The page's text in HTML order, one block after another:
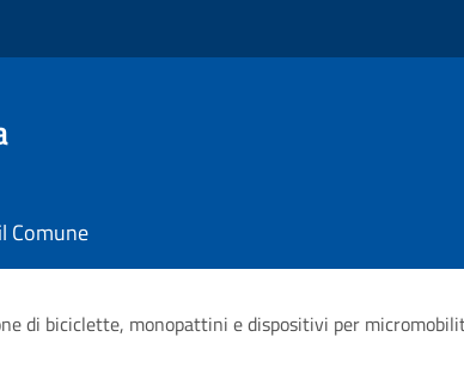
Comune
di biciclette, monopattini e dispositivi per